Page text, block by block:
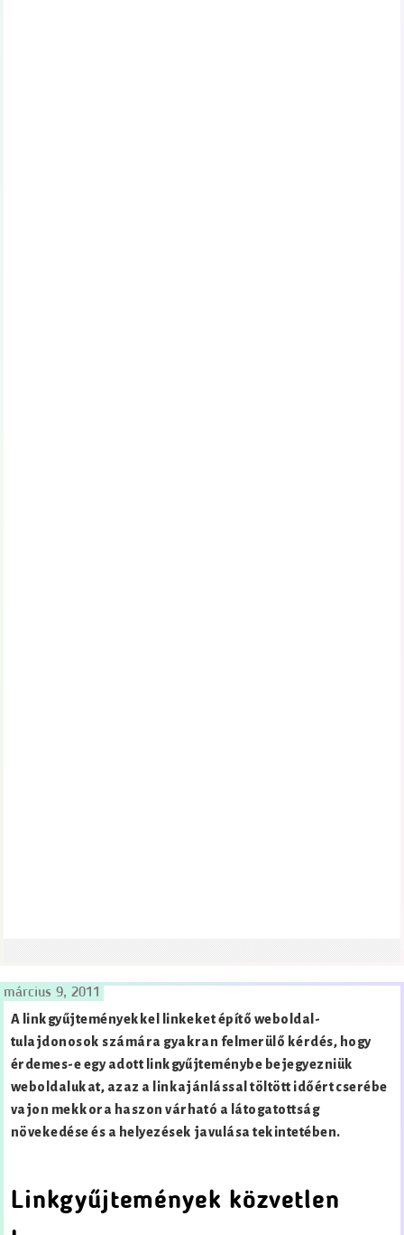
március 9, 2011
A linkgyűjteményekkel linkeket építő weboldal-
tulajdonosok számára gyakran felmerülő kérdés, hogy
érdemes-e egy adott linkgyűjteménybe bejegyezniük
weboldalukat, azaz a linkajánlással töltött időért cserébe
vajon mekkora haszon várható a látogatottság
növekedése és a helyezések javulása tekintetében.
Linkgyűjtemények közvetlen